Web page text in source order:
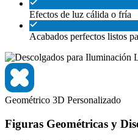
Efectos de luz cálida o fría
Acabados perfectos listos
Geométrico 3D Personalizado
Figuras Geométricas y